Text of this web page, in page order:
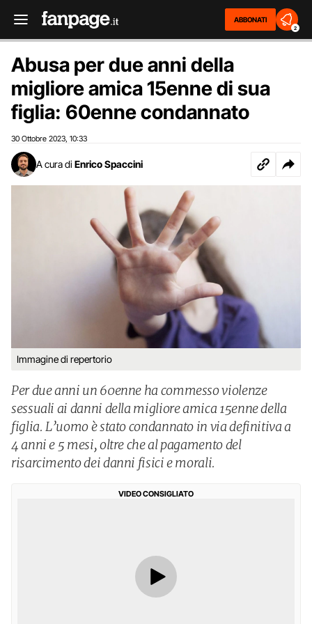
ABBONATI
2
Abusa per due anni della
migliore amica 15enne di sua
figlia: 60enne condannato
30 Ottobre 2023 10:33
A cura di Enrico Spaccini
Immagine di repertorio
Per due anni un 60enne ha commesso violenze
sessuali ai danni della migliore amica 15enne della
figlia. L’uomo è stato condannato in via definitiva a
4 anni e 5 mesi, oltre che al pagamento del
risarcimento dei danni fisici e morali.
VIDEO CONSIGLIATO